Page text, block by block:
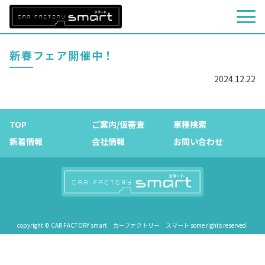
新春フェア開催中！
2024.12.22
TOP ご案内/仮審査
車種検索
新着情報
会社情報 お問い合わせ
copyright © CAR FACTORY smart カーファクトリー スマート some rights reserved.